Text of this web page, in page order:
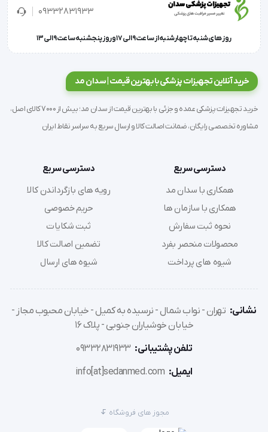
09332831933
روز های شنبه تا چهارشنبه از ساعت 9 الی 17 و روز پنجشنبه ساعت 9 الی 13
خرید آنلاین تجهیزات پزشکی با بهترین قیمت | سدان مد
خرید تجهیزات پزشکی عمده و جزئی با بهترین قیمت از سدان مد؛ بیش از 7000 کالای اصل،
مشاوره تخصصی رایگان، ضمانت اصالت کالا و ارسال سریع به سراسر نقاط ایران
دسترسی سریع
همکاری با سدان مد
همکاری با سازمان ها
نحوه ثبت سفارش
محصولات منحصر بفرد
شیوه های پرداخت
دسترسی سریع
رویه های بازگرداندن کالا
حریم خصوصی
ثبت شکایات
تضمین اصالت کالا
شیوه های ارسال
نشانی: تهران - نواب شمال - نرسیده به کمیل - خیابان محبوب مجاز -
خیابان خوشیاران جنوبی - پلاک 16
تلفن پشتیبانی: 09332831933
ایمیل: info[at]sedanmed.com
مجوز های فروشگاه